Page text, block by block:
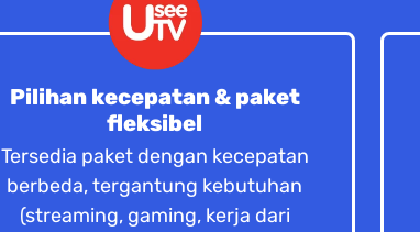
Pilihan kecepatan & paket
fleksibel
Tersedia paket dengan kecepatan
berbeda, tergantung kebutuhan
(streaming, gaming, kerja dari